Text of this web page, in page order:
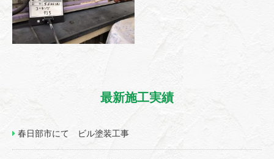
最新施工実績
春日部市にて ビル塗装工事